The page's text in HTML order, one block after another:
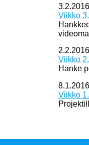
3.2.2016
Viikko
2.2.2016
Viikko
Hanke
8.1.2016
Viikko